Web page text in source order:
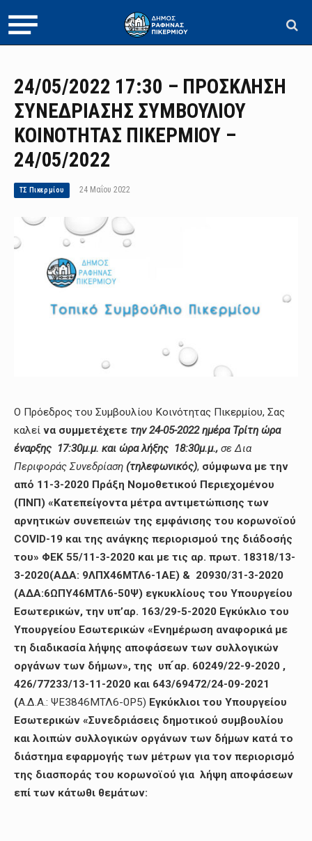
24/05/2022 17:30 – ΠΡΟΣΚΛΗΣΗ
ΣΥΝΕΔΡΙΑΣΗΣ ΣΥΜΒΟΥΛΙΟΥ
ΚΟΙΝΟΤΗΤΑΣ ΠΙΚΕΡΜΙΟΥ –
24/05/2022
ΤΣ Πικερμίου 24 Μαΐου 2022
Ο Πρόεδρος του Συμβουλίου Κοινότητας Πικερμίου, Σας
καλεί να συμμετέχετε την 24-05-2022 ημέρα Τρίτη ώρα
έναρξης 17:30μ.μ. και ώρα λήξης 18:30μ.μ., σε Δια
Περιφοράς Συνεδρίαση (τηλεφωνικός), σύμφωνα με την
από 11-3-2020 Πράξη Νομοθετικού Περιεχομένου
(ΠΝΠ) «Κατεπείγοντα μέτρα αντιμετώπισης των
αρνητικών συνεπειών της εμφάνισης του κορωνοϊού
COVID-19 και της ανάγκης περιορισμού της διάδοσής
του» ΦΕΚ 55/11-3-2020 και με τις αρ. πρωτ. 18318/13-
3-2020(ΑΔΑ: 9ΛΠΧ46ΜΤΛ6-1ΑΕ) & 20930/31-3-2020
(ΑΔΑ:6ΩΠΥ46ΜΤΛ6-50Ψ) εγκυκλίους του Υπουργείου
Εσωτερικών, την υπ’αρ. 163/29-5-2020 Εγκύκλιο του
Υπουργείου Εσωτερικών «Ενημέρωση αναφορικά με
τη διαδικασία λήψης αποφάσεων των συλλογικών
οργάνων των δήμων», της υπ ́αρ. 60249/22-9-2020 ,
426/77233/13-11-2020 και 643/69472/24-09-2021
(Α.Δ.Α.: ΨΕ3846ΜΤΛ6-0Ρ5) Εγκύκλιοι του Υπουργείου
Εσωτερικών «Συνεδριάσεις δημοτικού συμβουλίου
και λοιπών συλλογικών οργάνων των δήμων κατά το
διάστημα εφαρμογής των μέτρων για τον περιορισμό
της διασποράς του κορωνοϊού για λήψη αποφάσεων
επί των κάτωθι θεμάτων: